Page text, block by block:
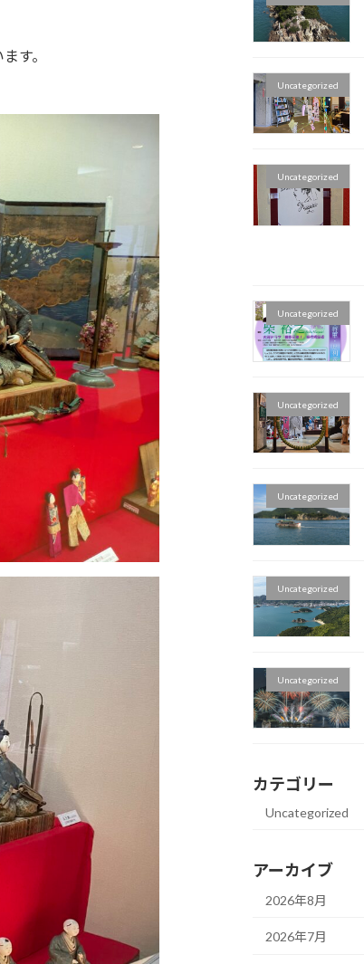
す。
Uncategorized
Uncategorized
Uncategorized
Uncategorized
Uncategorized
Uncategorized
Uncategorized
カテゴリー
Uncategorized
アーカイブ
2026年8月
2026年7月